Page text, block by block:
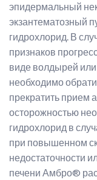
эпидермальный
экзантематозный
гидрохлорид. В
признаков
виде волдырей
необходимо
прекратить прием
осторожностью
гидрохлорид в
при повышенном
недостаточности
печени Амбро®